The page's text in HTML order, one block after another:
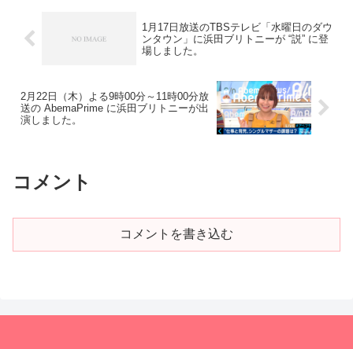
1月17日放送のTBSテレビ「水曜日のダウ
ンタウン」に浜田ブリトニーが “説” に登
場しました。
2月22日（木）よる9時00分～11時00分放
送の AbemaPrime に浜田ブリトニーが出
演しました。
コメント
コメントを書き込む